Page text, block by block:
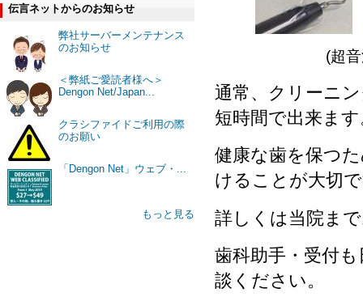
伝言ネットからのお知らせ
弊社サーバーメンテナンス
のお知らせ
＜弊紙ご愛読者様へ＞
Dengon Net/Japan...
クラシファイドご利用の際
のお願い
「Dengon Net」ウェブ・...
もっと見る
(
通常、クリーニ
短時間で出来ま
健康な歯を保つ
けることが大切
詳しくは当院ま
歯科助手・受付
談ください。